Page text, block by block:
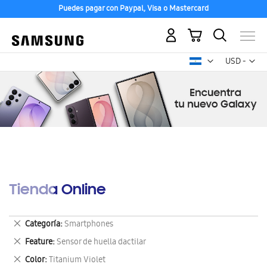
Puedes pagar con Paypal, Visa o Mastercard
USD -
dólar
Mi carrito
Tienda Online
Categoría Smartphones
Eliminar
este
artículo
Feature Sensor de huella dactilar
Eliminar
este
Color Titanium Violet
Eliminar